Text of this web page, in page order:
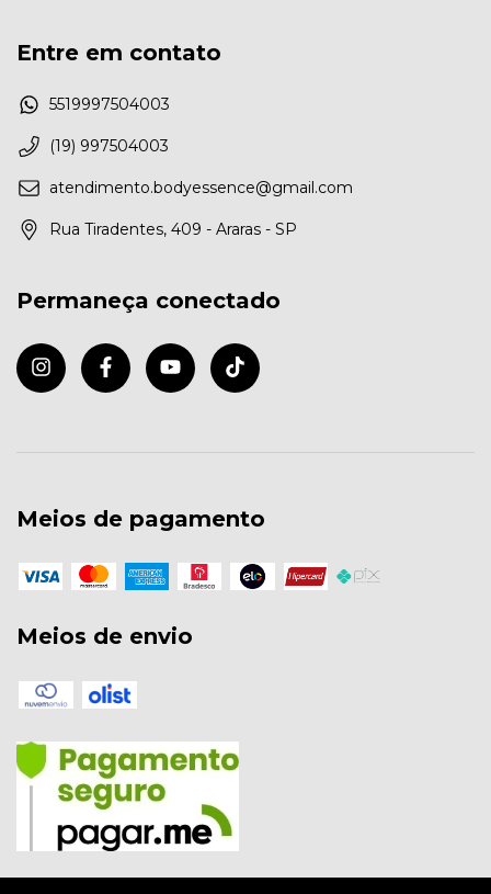
Entre em contato
5519997504003
(19) 997504003
atendimento.bodyessence@gmail.com
Rua Tiradentes, 409 - Araras - SP
Permaneça conectado
Meios de pagamento
Meios de envio